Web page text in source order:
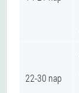
22-30 nap